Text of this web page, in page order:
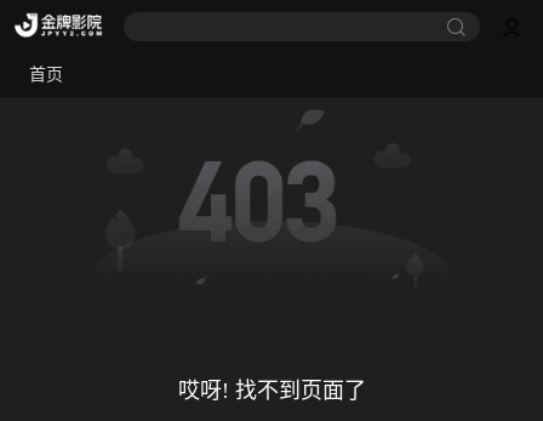
首页
哎呀! 找不到页面了